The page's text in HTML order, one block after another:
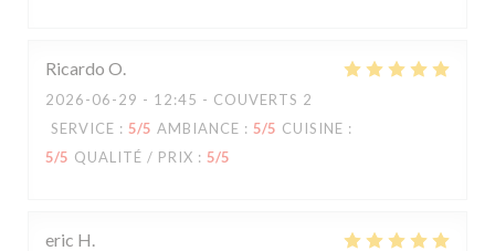
Ricardo O
2026-06-29 - 12:45 - COUVERTS 2
SERVICE : 5/5 AMBIANCE : 5/5 CUISINE :
5/5 QUALITÉ / PRIX : 5/5
eric H